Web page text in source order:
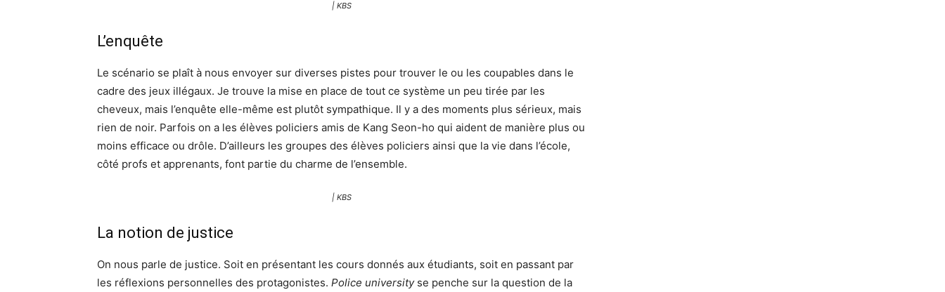
| KBS
L’enquête
Le scénario se plaît à nous envoyer sur diverses pistes pour trouver le ou les coupables dans le
cadre des jeux illégaux. Je trouve la mise en place de tout ce système un peu tirée par les
cheveux, mais l’enquête elle-même est plutôt sympathique. Il y a des moments plus sérieux, mais
rien de noir. Parfois on a les élèves policiers amis de Kang Seon-ho qui aident de manière plus ou
moins efficace ou drôle. D’ailleurs les groupes des élèves policiers ainsi que la vie dans l’école,
côté profs et apprenants, font partie du charme de l’ensemble.
| KBS
La notion de justice
On nous parle de justice. Soit en présentant les cours donnés aux étudiants, soit en passant par
les réflexions personnelles des protagonistes. Police universityse penche sur la question de la